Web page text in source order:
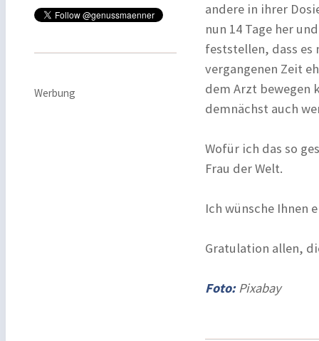
Werbung
andere in ihrer
nun 14 Tage her
feststellen, dass es
vergangenen Zeit
dem Arzt bewegen
demnächst auch
Wofür ich das so
Frau der Welt.
Ich wünsche Ihnen
Gratulation allen,
Foto:Pixabay